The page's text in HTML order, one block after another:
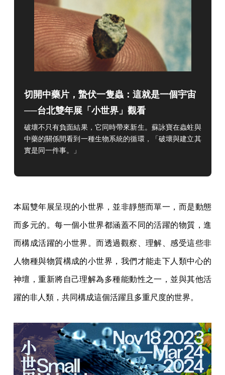
切開中藥片，蟄伏一隻蟲：這就是一個宇宙
──台北雙年展「小世界」觀看
破壞不只有負面結果，它同時帶來新生。蘇詠寶在蟲蛀與
中藥的關係間看到一種生物系統的循環，「破壞與建立其
實是同一件事。」
本屆雙年展呈現的小世界，並非靜態而單一，而是動態
而多元的。每一個小世界都涵蓋不同的活躍的物質，進
而構成活躍的小世界。而透過觀察、理解、感受這些非
人物種與物質構成的小世界，我們才能走下人類中心的
神壇，重新將自己理解為多種能動性之一，並與其他活
躍的非人類，共同構成這個活躍且多重尺度的世界。